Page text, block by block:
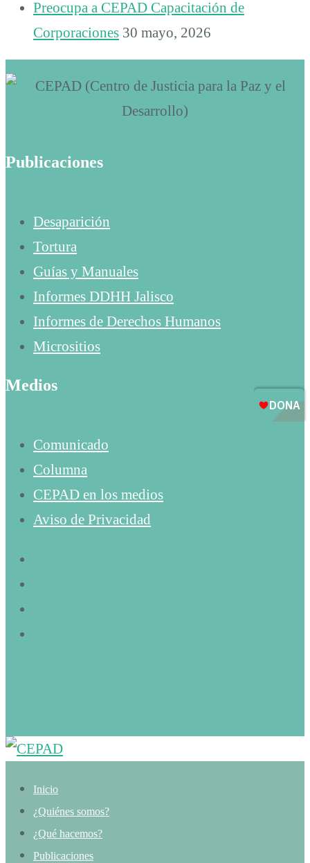
Preocupa a CEPAD Capacitación de
Corporaciones 30 mayo, 2026
Publicaciones
Desaparición
Tortura
Guías y Manuales
Informes DDHH Jalisco
Informes de Derechos Humanos
Micrositios
Medios
Comunicado
Columna
CEPAD en los medios
Aviso de Privacidad
Inicio
¿Quiénes somos?
¿Qué hacemos?
Publicaciones